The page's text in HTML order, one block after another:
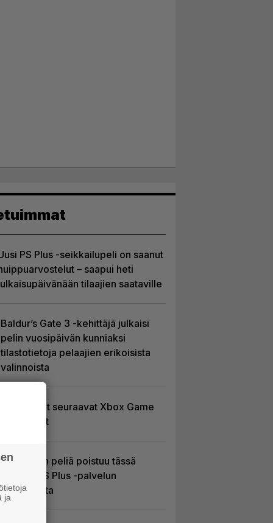
PS Plus -seikkailupeli on saanut
– saapui heti
tilaajien saataville
Baldur’s Gate 3 -kehittäjä julkaisi
pelin vuosipäivän kunniaksi
tilastotietoja pelaajien erikoisista
valinnoista
Tässä ovat seuraavat Xbox Game
Pass -pelit
Yhdeksän peliä poistuu tässä
kuussa PS Plus -palvelun
tarjonnasta
ja